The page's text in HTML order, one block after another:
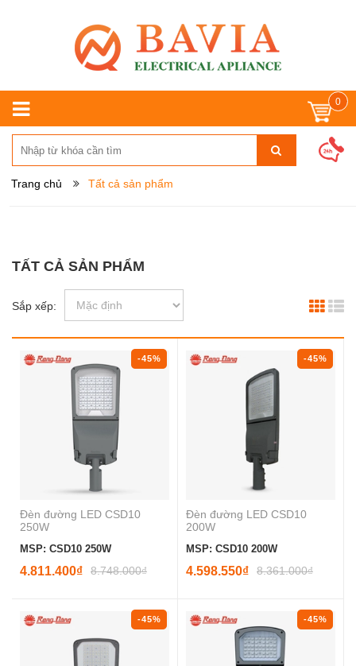
0
Trang chủ Tất cả sản phẩm
TẤT CẢ SẢN PHẨM
Sắp xếp:
-45%
Đèn đường LED CSD10
250W
MSP: CSD10 250W
4.811.400₫ 8.748.000₫
-45%
Đèn đường LED CSD10
200W
MSP: CSD10 200W
4.598.550₫ 8.361.000₫
-45% -45%